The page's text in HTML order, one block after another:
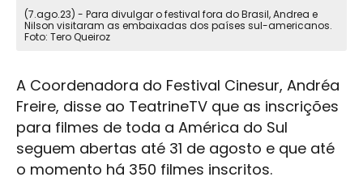
(7.ago.23) - Para divulgar o festival fora do Brasil, Andrea e
Nilson visitaram as embaixadas dos países sul-americanos.
Foto: Tero Queiroz
A Coordenadora do Festival Cinesur, Andréa
Freire, disse ao TeatrineTV que as inscrições
para filmes de toda a América do Sul
seguem abertas até 31 de agosto e que até
o momento há 350 filmes inscritos.